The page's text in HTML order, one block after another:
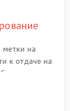
на
к отдаче на
в
работы всех